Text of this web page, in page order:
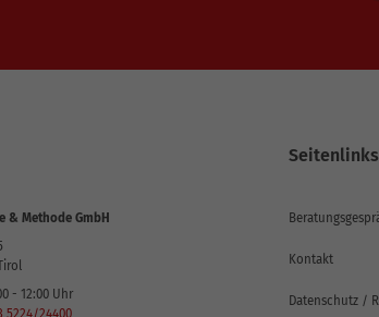
& Methode GmbH
- 12:00 Uhr
5224/24400
Seitenlinks
Kontakt
Datenschutz /